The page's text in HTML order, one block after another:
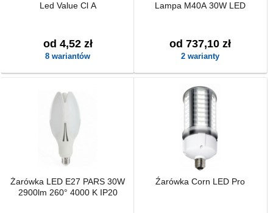
Led Value Cl A
od 4,52 zł
8 wariantów
Lampa M40A 30W LED
od 737,10 zł
2 warianty
Żarówka LED E27 PARS 30W
2900lm 260° 4000 K IP20
Źarówka Corn LED Pro